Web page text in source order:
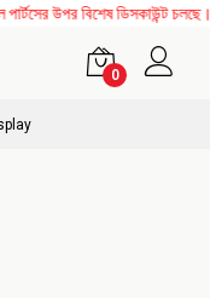
উপর বিশেষ ডিসকাউন্ট
0